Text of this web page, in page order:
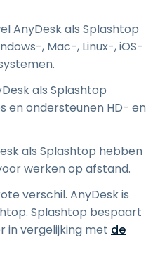
AnyDesk als Splashtop
, Mac-, Linux-, iOS-
als Splashtop
en ondersteunen HD- en
als Splashtop hebben
werken op afstand.
verschil. AnyDesk is
Splashtop bespaart
in vergelijking met de